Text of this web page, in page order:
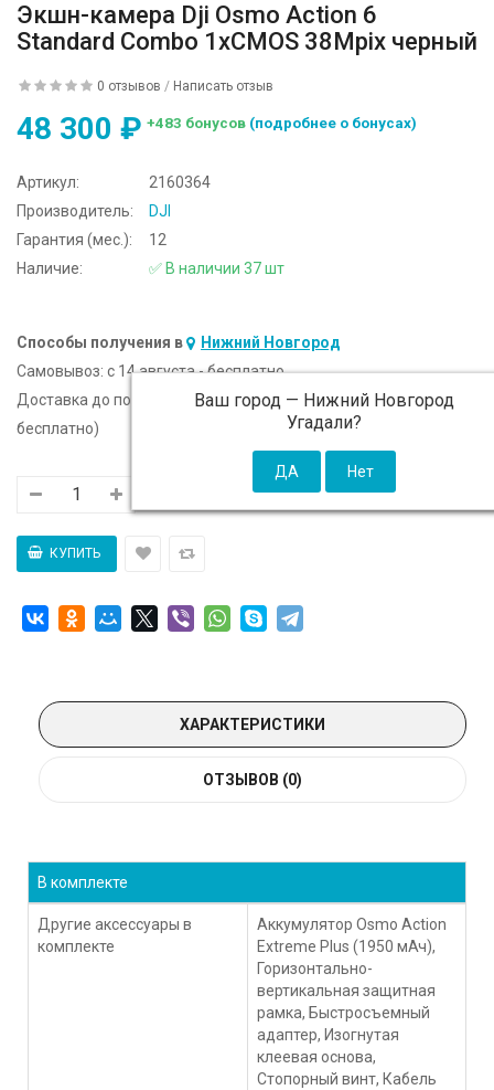
Экшн-камера Dji Osmo Action 6
Standard Combo 1xCMOS 38Mpix черный
0 отзывов / Написать отзыв
48 300 ₽ +483 бонусов (подробнее о бонусах)
Артикул:
2160364
Производитель:
DJI
Гарантия (мес.):
12
Наличие:
✅ В наличии 37 шт
Способы получения в Нижний Новгород
Ваш город — Нижний Новгород
Угадали?
Самовывоз: c 14 августа - бесплатно
Доставка до подъезда:
c 14 августа - 300 ₽ (от 5 000 ₽
бесплатно)
ХАРАКТЕРИСТИКИ
ОТЗЫВОВ (0)
В комплекте
Другие аксессуары в
комплекте
Аккумулятор Osmo Action
Extreme Plus (1950 мАч),
Горизонтально-
вертикальная защитная
рамка, Быстросъемный
адаптер, Изогнутая
клеевая основа,
Стопорный винт, Кабель